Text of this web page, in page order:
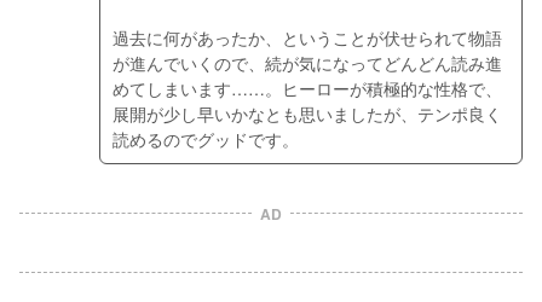
過去に何があったか、ということが伏せられて物語
が進んでいくので、続が気になってどんどん読み進
めてしまいます……。ヒーローが積極的な性格で、
展開が少し早いかなとも思いましたが、テンポ良く
読めるのでグッドです。
AD